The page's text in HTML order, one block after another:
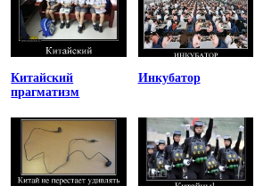
Китайский
прагматизм
Инкубатор